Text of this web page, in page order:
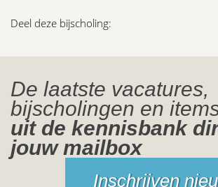
Deel deze bijscholing:
De laatste vacatures,
bijscholingen en
uit de kennisbank
jouw mailbox
Inschrijven